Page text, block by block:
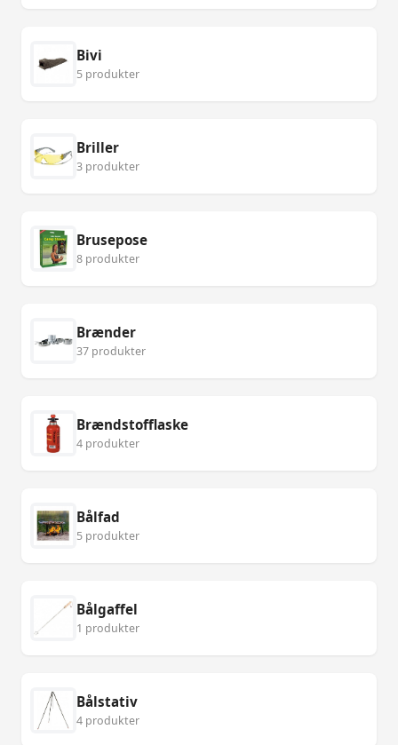
Bivi
5 produkter
Briller
3 produkter
Brusepose
8 produkter
Brænder
37 produkter
Brændstofflaske
4 produkter
Bålfad
5 produkter
Bålgaffel
1 produkter
Bålstativ
4 produkter